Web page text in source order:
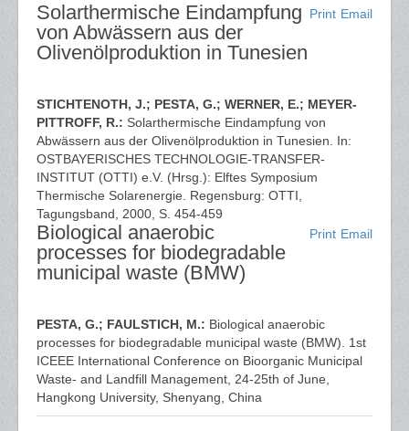
Email
Print
Solarthermische Eindampfung
von Abwässern aus der
Olivenölproduktion in Tunesien
STICHTENOTH, J.; PESTA, G.; WERNER, E.; MEYER-
PITTROFF, R.: Solarthermische Eindampfung von
Abwässern aus der Olivenölproduktion in Tunesien. In:
OSTBAYERISCHES TECHNOLOGIE-TRANSFER-
INSTITUT (OTTI) e.V. (Hrsg.): Elftes Symposium
Thermische Solarenergie. Regensburg: OTTI,
Tagungsband, 2000, S. 454-459
Email
Print
Biological anaerobic
processes for biodegradable
municipal waste (BMW)
PESTA, G.; FAULSTICH, M.: Biological anaerobic
processes for biodegradable municipal waste (BMW). 1st
ICEEE International Conference on Bioorganic Municipal
Waste- and Landfill Management, 24-25th of June,
Hangkong University, Shenyang, China